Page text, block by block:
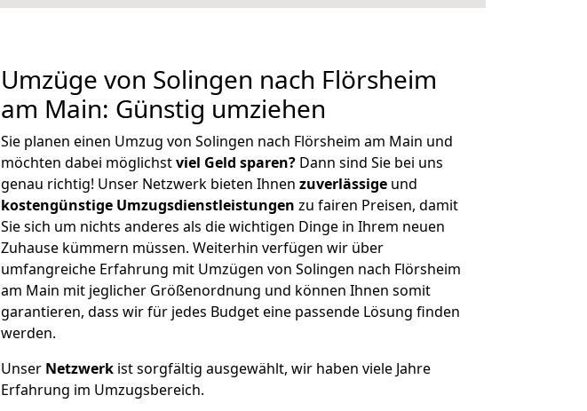
Umzüge von Solingen nach Flörsheim
am Main: Günstig umziehen
Sie planen einen Umzug von Solingen nach Flörsheim am Main und
möchten dabei möglichstviel Geld sparen? Dann sind Sie bei uns
genau richtig! Unser Netzwerk bieten Ihnen zuverlässige und
kostengünstige Umzugsdienstleistungen zu fairen Preisen, damit
Sie sich um nichts anderes als die wichtigen Dinge in Ihrem neuen
Zuhause kümmern müssen. Weiterhin verfügen wir über
umfangreiche Erfahrung mit Umzügen von Solingen nach Flörsheim
am Main mit jeglicher Größenordnung und können Ihnen somit
garantieren, dass wir für jedes Budget eine passende Lösung finden
werden.
Unser Netzwerk ist sorgfältig ausgewählt, wir haben viele Jahre
Erfahrung im Umzugsbereich.